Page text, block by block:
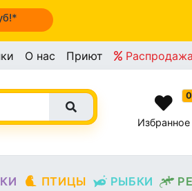
О нас Приют Распродажа
0
Избранное
ПТИЦЫ РЫБКИ